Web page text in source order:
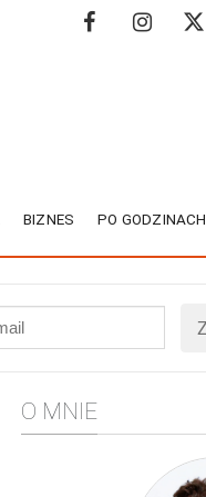
BIZNES PO GODZINACH
O MNIE